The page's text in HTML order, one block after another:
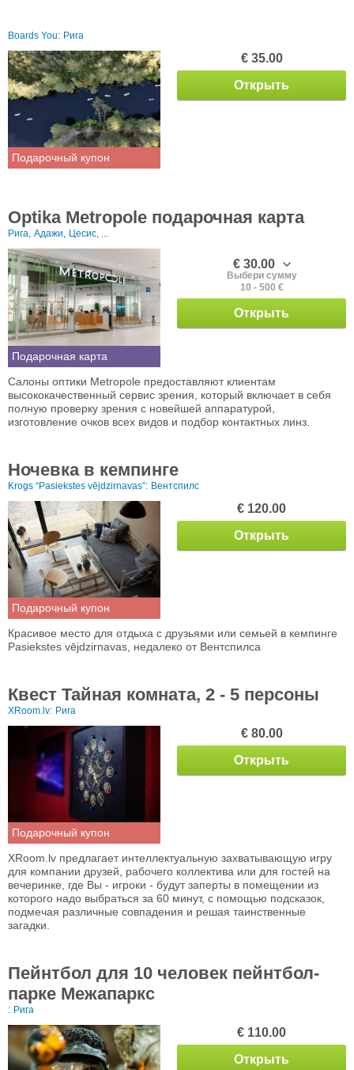
Boards You: Рига
Подарочный купон
€ 35.00
Открыть
Optika Metropole подарочная карта
Рига, Адажи, Цесис, ...
Подарочная карта
€ 30.00
Выбери сумму
10 - 500 €
Открыть
Салоны оптики Metropole предоставляют клиентам
высококачественный сервис зрения, который включает в себя
полную проверку зрения с новейшей аппаратурой,
изготовление очков всех видов и подбор контактных линз.
Ночевка в кемпинге
Krogs “Pasiekstes vējdzirnavas”: Вентспилс
Подарочный купон
€ 120.00
Открыть
Красивое место для отдыха с друзьями или семьей в кемпинге
Pasiekstes vējdzirnavas, недалеко от Вентспилса
Квест Тайная комната, 2 - 5 персоны
XRoom.lv: Рига
Подарочный купон
€ 80.00
Открыть
XRoom.lv предлагает интеллектуальную захватывающую игру
для компании друзей, рабочего коллектива или для гостей на
вечеринке, где Вы - игроки - будут заперты в помещении из
которого надо выбраться за 60 минут, с помощью подсказок,
подмечая различные совпадения и решая таинственные
загадки.
Пейнтбол для 10 человек пейнтбол-
парке Межапаркc
: Рига
€ 110.00
Открыть